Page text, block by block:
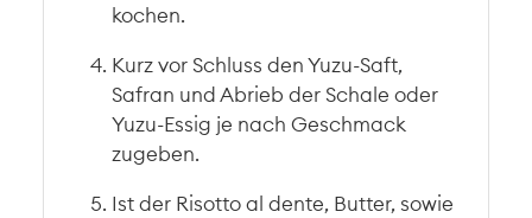
kochen.
Kurz vor Schluss den Yuzu-Saft,
Safran und Abrieb der Schale oder
Yuzu-Essig je nach Geschmack
zugeben.
Ist der Risotto al dente, Butter, sowie